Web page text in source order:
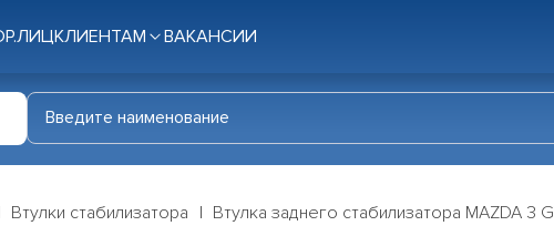
КЛИЕНТАМ ВАКАНСИИ
Втулки стабилизатора Втулка заднего стабилизатора MAZDA 3